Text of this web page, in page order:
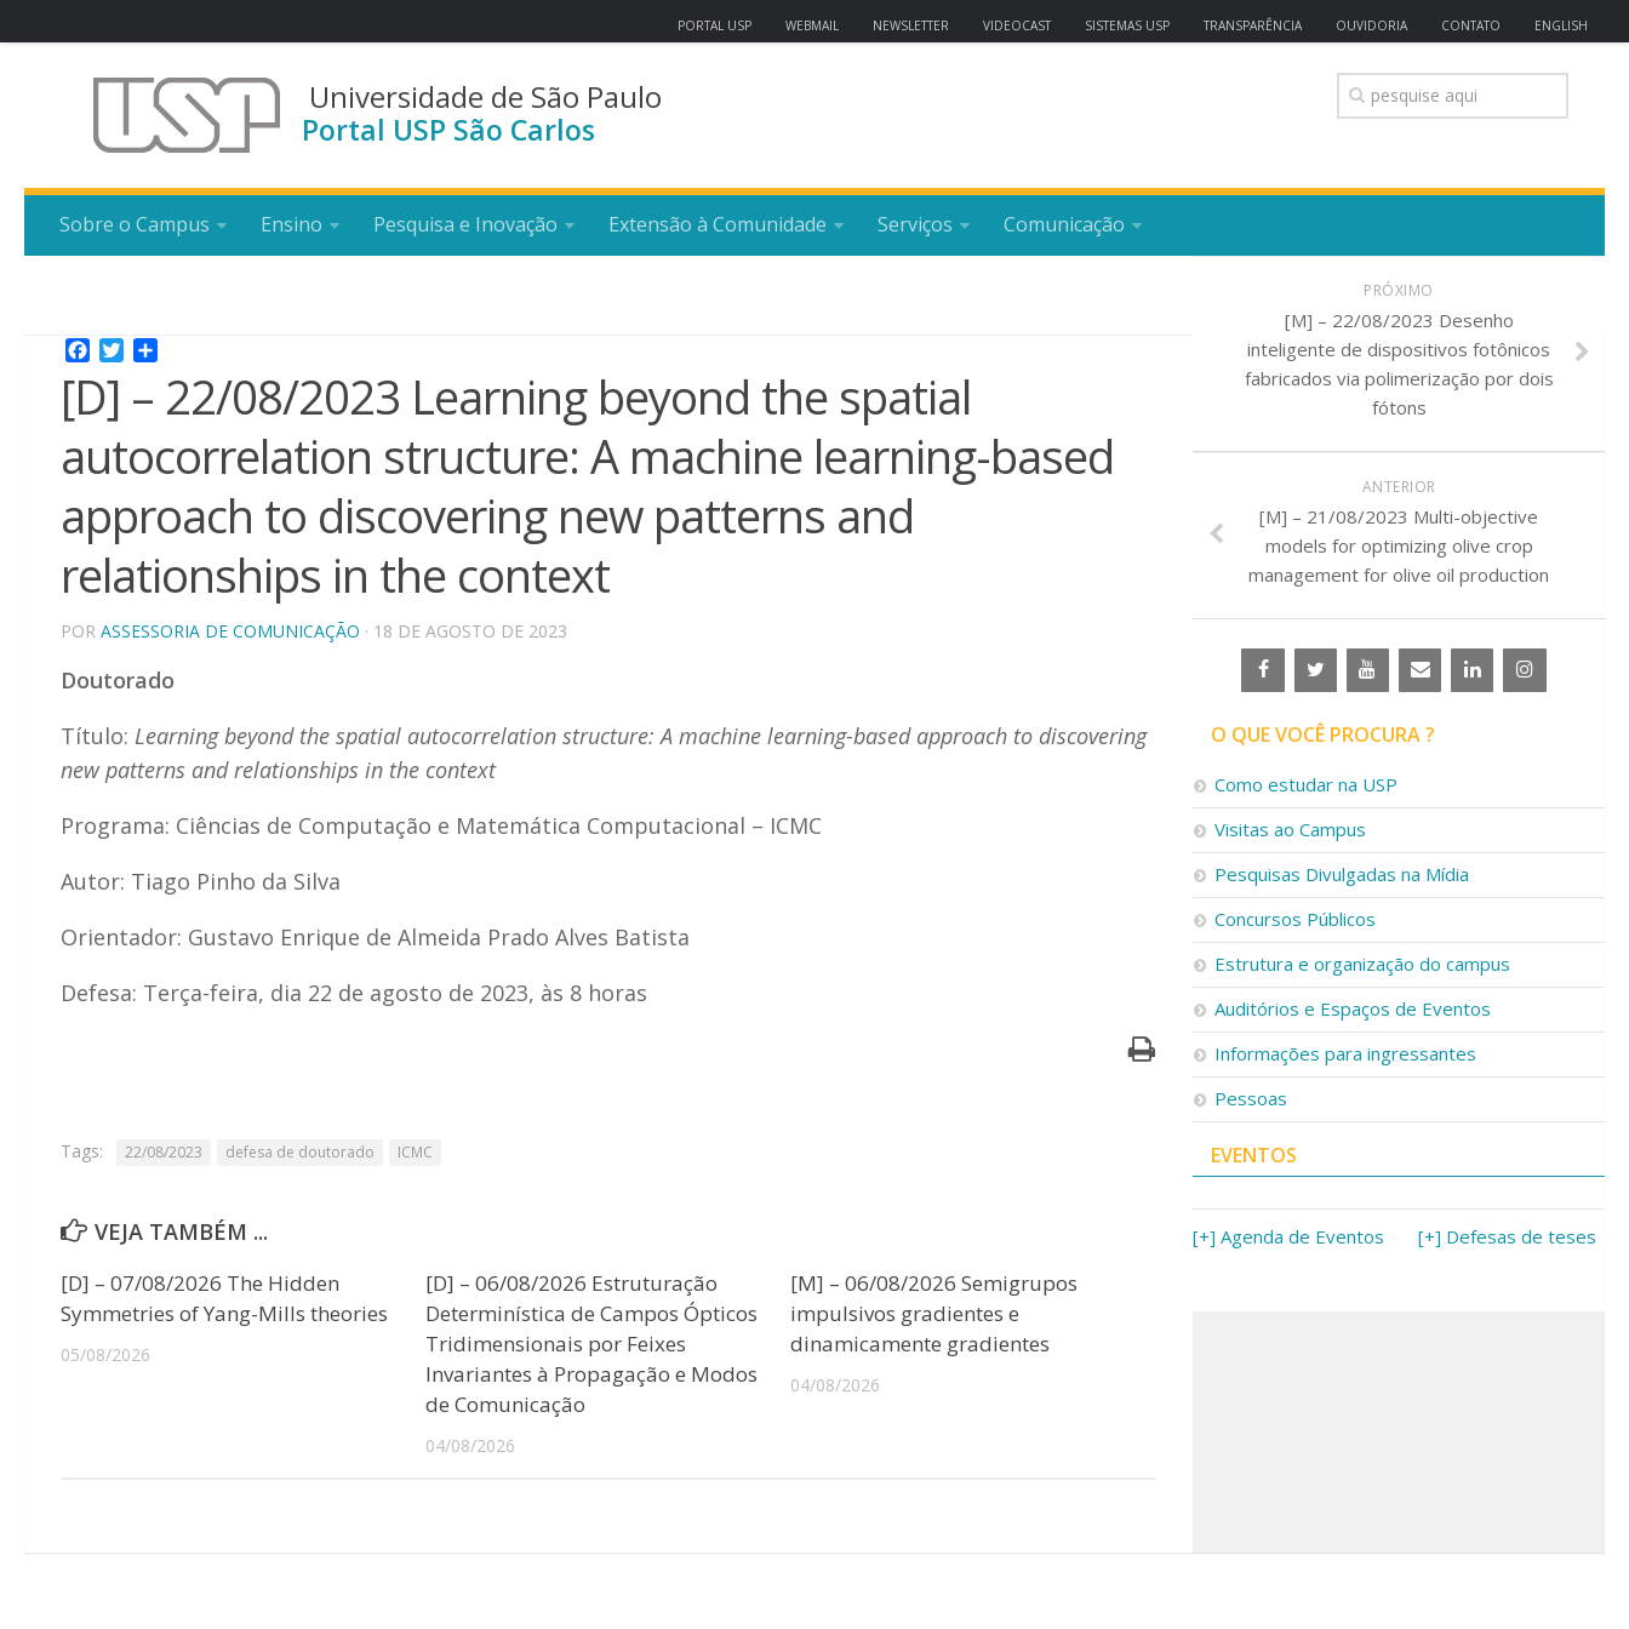
PORTAL USP WEBMAIL NEWSLETTER VIDEOCAST SISTEMAS USP TRANSPARÊNCIA OUVIDORIA CONTATO ENGLISH
Universidade de São Paulo
Portal USP São Carlos
Sobre o Campus Ensino Pesquisa e Inovação Extensão à Comunidade Serviços Comunicação
Facebook
Twitter
[D] – 22/08/2023 Learning beyond the spatial
autocorrelation structure: A machine learning-based
approach to discovering new patterns and
relationships in the context
POR ASSESSORIA DE COMUNICAÇÃO · 18 DE AGOSTO DE 2023
Doutorado
Título: Learning beyond the spatial autocorrelation structure: A machine learning-based approach to discovering
new patterns and relationships in the context
Programa: Ciências de Computação e Matemática Computacional – ICMC
Autor: Tiago Pinho da Silva
Orientador: Gustavo Enrique de Almeida Prado Alves Batista
Defesa: Terça-feira, dia 22 de agosto de 2023, às 8 horas
Tags: 22/08/2023 defesa de doutorado ICMC
VEJA TAMBÉM ...
[D] – 07/08/2026 The Hidden
Symmetries of Yang-Mills theories
05/08/2026
[D] – 06/08/2026 Estruturação
Determinística de Campos Ópticos
Tridimensionais por Feixes
Invariantes à Propagação e Modos
de Comunicação
04/08/2026
[M] – 06/08/2026 Semigrupos
impulsivos gradientes e
dinamicamente gradientes
04/08/2026
PRÓXIMO
[M] – 22/08/2023 Desenho
inteligente de dispositivos fotônicos
fabricados via polimerização por dois
fótons
ANTERIOR
[M] – 21/08/2023 Multi-objective
models for optimizing olive crop
management for olive oil production
O QUE VOCÊ PROCURA ?
Como estudar na USP
Visitas ao Campus
Pesquisas Divulgadas na Mídia
Concursos Públicos
Estrutura e organização do campus
Auditórios e Espaços de Eventos
Informações para ingressantes
Pessoas
EVENTOS
[+] Agenda de Eventos [+] Defesas de teses